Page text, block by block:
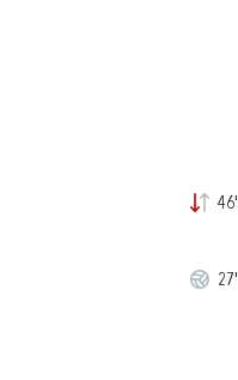
46'
27'